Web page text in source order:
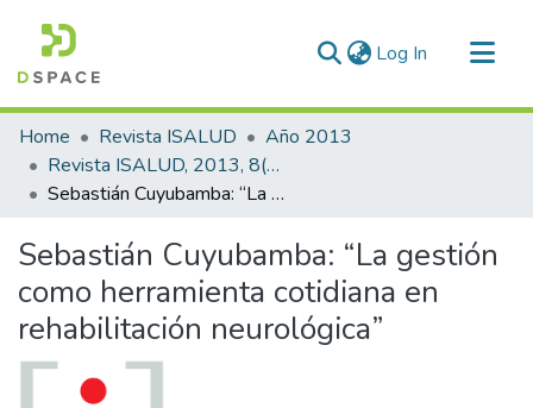
Log In (current)
Communities & Collections
All of DSpace
Statistics
Home Revista ISALUD
Año 2013
Revista ISALUD, 2013, 8(38)
Sebastián Cuyubamba: “La gestión como herramienta cotidiana en rehabilitación neurológica”
Sebastián Cuyubamba: “La gestión
como herramienta cotidiana en
rehabilitación neurológica”